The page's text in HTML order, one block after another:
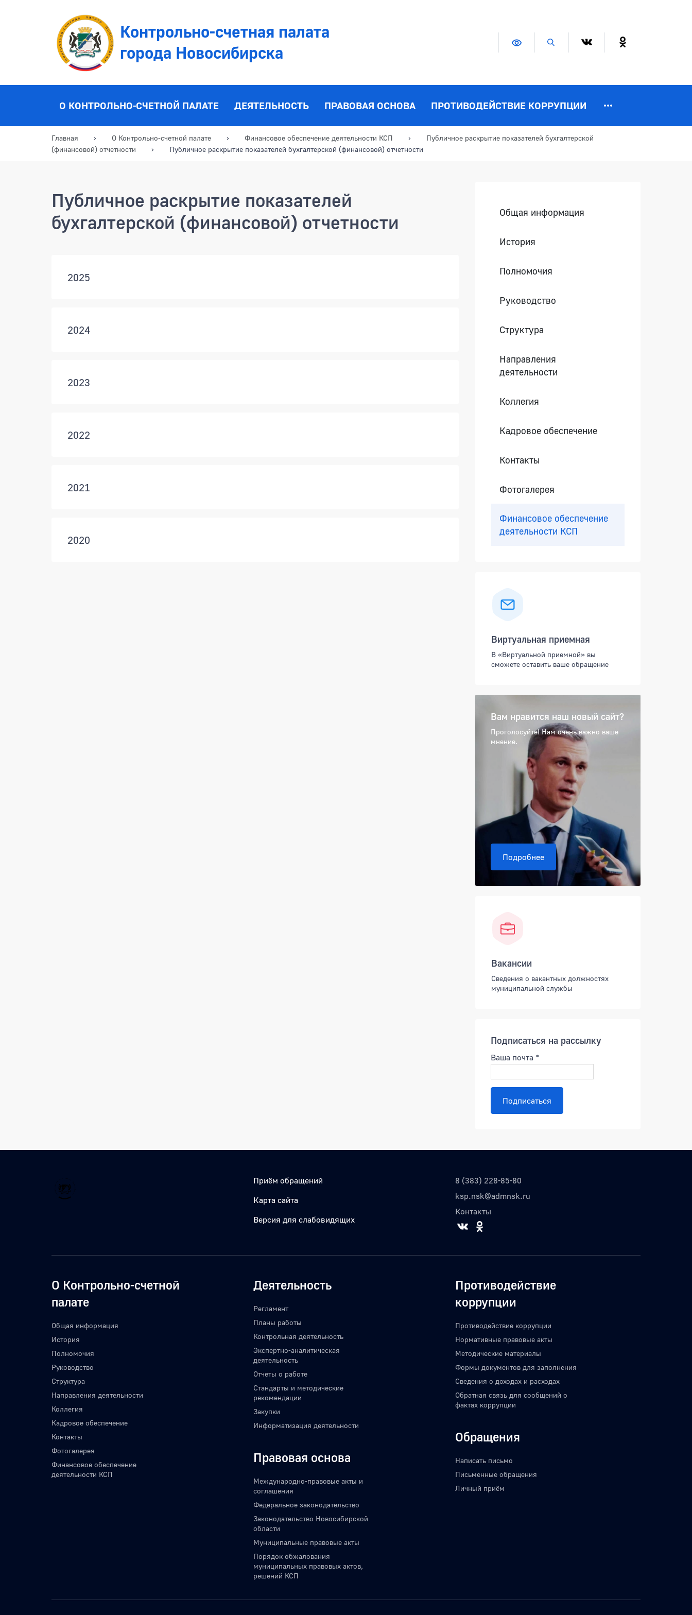
Контрольно-счетная палата
города Новосибирска
Версия для слабовидящих
Поиск по сайту
О КОНТРОЛЬНО-СЧЕТНОЙ ПАЛАТЕ ДЕЯТЕЛЬНОСТЬ ПРАВОВАЯ ОСНОВА ПРОТИВОДЕЙСТВИЕ КОРРУПЦИИ
Главная О Контрольно-счетной палате Финансовое обеспечение деятельности КСП
Публичное раскрытие показателей бухгалтерской
(финансовой) отчетности
Публичное раскрытие показателей бухгалтерской (финансовой) отчетности
Публичное раскрытие показателей
бухгалтерской (финансовой) отчетности
2025
2024
2023
2022
2021
2020
Общая информация
История
Полномочия
Руководство
Структура
Направления
деятельности
Коллегия
Кадровое обеспечение
Контакты
Фотогалерея
Финансовое обеспечение
деятельности КСП
Виртуальная приемная
В «Виртуальной приемной» вы
сможете оставить ваше обращение
Вам нравится наш новый сайт?
Проголосуйте! Нам очень важно ваше
мнение.
Подробнее
Вакансии
Сведения о вакантных должностях
муниципальной службы
Подписаться на рассылку
Ваша почта *
Подписаться
Приём обращений
Карта сайта
Версия для слабовидящих
8 (383) 228-85-80
ksp.nsk@admnsk.ru
Контакты
О Контрольно-счетной
палате
Общая информация
История
Полномочия
Руководство
Структура
Направления деятельности
Коллегия
Кадровое обеспечение
Контакты
Фотогалерея
Финансовое обеспечение
деятельности КСП
Деятельность
Регламент
Планы работы
Контрольная деятельность
Экспертно-аналитическая
деятельность
Отчеты о работе
Стандарты и методические
рекомендации
Закупки
Информатизация деятельности
Правовая основа
Международно-правовые акты и
соглашения
Федеральное законодательство
Законодательство Новосибирской
области
Муниципальные правовые акты
Порядок обжалования
муниципальных правовых актов,
решений КСП
Противодействие
коррупции
Противодействие коррупции
Нормативные правовые акты
Методические материалы
Формы документов для заполнения
Сведения о доходах и расходах
Обратная связь для сообщений о
фактах коррупции
Обращения
Написать письмо
Письменные обращения
Личный приём